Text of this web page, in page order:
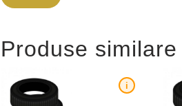
Produse similare
i